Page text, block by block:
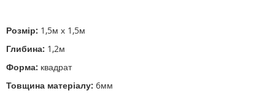
зображень
Розмір: 1,5м х 1,5м
Глибина: 1,2м
Форма: квадрат
Товщина матеріалу: 6мм